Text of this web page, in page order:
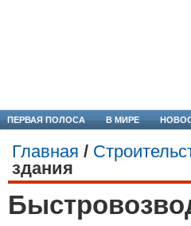
ПЕРВАЯ ПОЛОСА В МИРЕ
Главная /
здания